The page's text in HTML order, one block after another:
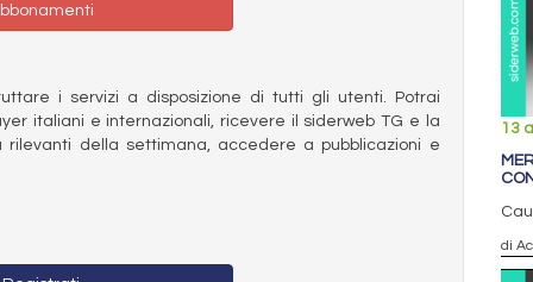
i servizi a disposizione di tutti gli utenti. Potrai
italiani e internazionali, ricevere il siderweb TG e la
della settimana, accedere a pubblicazioni e
13
di